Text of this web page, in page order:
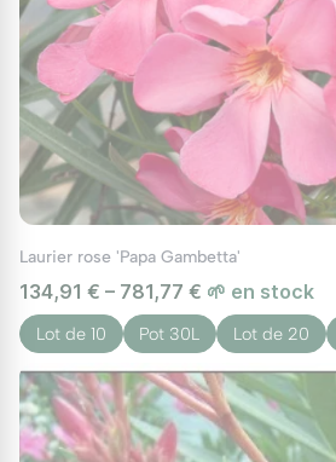
Laurier rose 'Papa Gambetta'
134,91 € – 781,77 € 🌱 en stock
Lot de 10 Pot 30L Lot de 20